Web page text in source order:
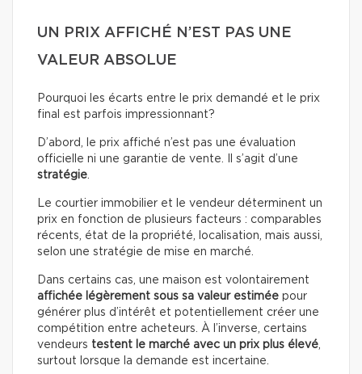
UN PRIX AFFICHÉ N’EST PAS UNE
VALEUR ABSOLUE
Pourquoi les écarts entre le prix demandé et le prix
final est parfois impressionnant?
D’abord, le prix affiché n’est pas une évaluation
officielle ni une garantie de vente. Il s’agit d’une
stratégie.
Le courtier immobilier et le vendeur déterminent un
prix en fonction de plusieurs facteurs : comparables
récents, état de la propriété, localisation, mais aussi,
selon une stratégie de mise en marché.
Dans certains cas, une maison est volontairement
affichée légèrement sous sa valeur estimée pour
générer plus d’intérêt et potentiellement créer une
compétition entre acheteurs. À l’inverse, certains
vendeurs testent le marché avec un prix plus élevé,
surtout lorsque la demande est incertaine.